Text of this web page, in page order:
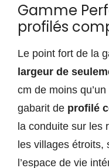
Gamme
profilés
Le point fort de la
largeur de
cm de moins
gabarit de profilé
la conduite sur les
les villages étroits,
l’espace de vie